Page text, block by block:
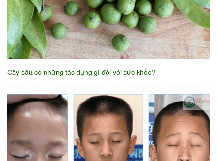
Cây sấu có những tác dụng gì đối với sức khỏe?